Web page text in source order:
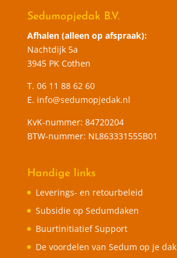
Sedumopjedak B.V.
Afhalen (alleen op afspraak):
Nachtdijk 5a
3945 PK Cothen
T. 06 11 88 62 60
E. info@sedumopjedak.nl
KvK-nummer: 84720204
BTW-nummer: NL863331555B01
Handige links
Leverings- en retourbeleid
Subsidie op Sedumdaken
Buurtinitiatief Support
De voordelen van Sedum op je dak